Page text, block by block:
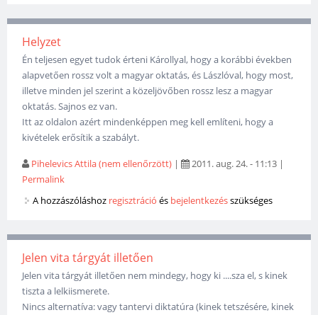
Helyzet
Én teljesen egyet tudok érteni Károllyal, hogy a korábbi években
alapvetően rossz volt a magyar oktatás, és Lászlóval, hogy most,
illetve minden jel szerint a közeljövőben rossz lesz a magyar
oktatás. Sajnos ez van.
Itt az oldalon azért mindenképpen meg kell említeni, hogy a
kivételek erősítik a szabályt.
Pihelevics Attila (nem ellenőrzött) | 2011. aug. 24. - 11:13 |
Permalink
A hozzászóláshoz regisztráció és bejelentkezésszükséges
Jelen vita tárgyát illetően
Jelen vita tárgyát illetően nem mindegy, hogy ki ....sza el, s kinek
tiszta a lelkiismerete.
Nincs alternatíva: vagy tantervi diktatúra (kinek tetszésére, kinek